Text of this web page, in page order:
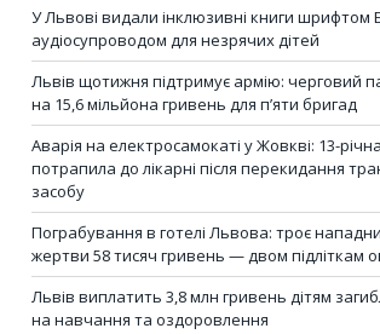
У Львові видали інклюзивні книги шрифтом
аудіосупроводом для незрячих дітей
Львів щотижня підтримує армію: черговий
на 15,6 мільйона гривень для п’яти бригад
Аварія на електросамокаті у Жовкві: 13-
потрапила до лікарні після перекидання
засобу
Пограбування в готелі Львова: троє
жертви 58 тисяч гривень — двом підліткам
Львів виплатить 3,8 млн гривень дітям
на навчання та оздоровлення